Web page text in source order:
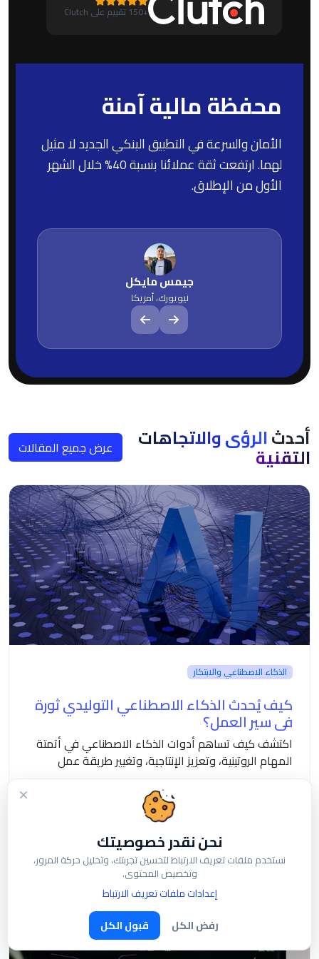
+150 تقييم على Clutch
محفظة مالية آمنة
الأمان والسرعة في التطبيق البنكي الجديد لا مثيل
لهما. ارتفعت ثقة عملائنا بنسبة 40% خلال الشهر
الأول من الإطلاق.
جيمس مايكل
نيويورك، أمريكا
أحدثالرؤى والاتجاهات
التقنية عرض جميع المقالات
الذكاء الاصطناعي والابتكار
كيف يُحدث الذكاء الاصطناعي التوليدي ثورة
في سير العمل؟
اكتشف كيف تساهم أدوات الذكاء الاصطناعي في أتمتة
المهام الروتينية، وتعزيز الإنتاجية، وتغيير طريقة عمل
نحن نقدر خصوصيتك
نستخدم ملفات تعريف الارتباط لتحسين تجربتك، وتحليل حركة المرور،
وتخصيص المحتوى.
إعدادات ملفات تعريف الارتباط
رفض الكل
قبول الكل